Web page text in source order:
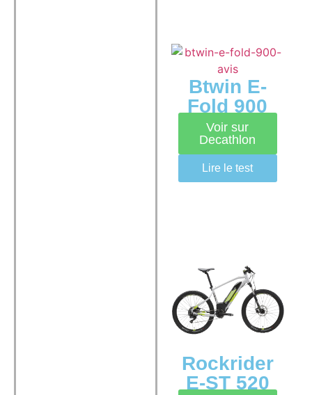
Btwin E-
Fold 900
Voir sur
Decathlon
Lire le test
Rockrider
E-ST 520